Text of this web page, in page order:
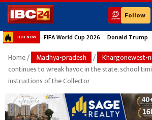
Follow
HOT NOW FIFA World Cup 2026 Donald Trump
Home/ Madhya-pradesh / Khargonewest-
continues to wreak havoc in the state, school
instructions of the Collector